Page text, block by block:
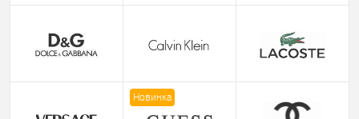
Новинка